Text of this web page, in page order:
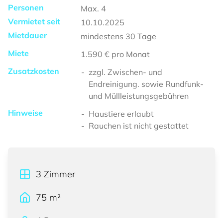
Personen
Max. 4
Vermietet seit
10.10.2025
Mietdauer
mindestens 30 Tage
Miete
1.590 € pro Monat
Zusatzkosten
zzgl. Zwischen- und
Endreinigung. sowie Rundfunk-
und Müllleistungsgebühren
Hinweise
Haustiere erlaubt
Rauchen ist nicht gestattet
3 Zimmer
75 m²